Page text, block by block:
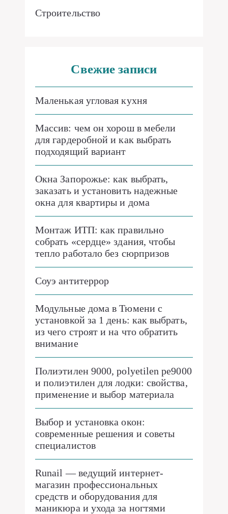
Строительство
Свежие записи
Маленькая угловая кухня
Массив: чем он хорош в мебели
для гардеробной и как выбрать
подходящий вариант
Окна Запорожье: как выбрать,
заказать и установить надежные
окна для квартиры и дома
Монтаж ИТП: как правильно
собрать «сердце» здания, чтобы
тепло работало без сюрпризов
Соуэ антитеррор
Модульные дома в Тюмени с
установкой за 1 день: как выбрать,
из чего строят и на что обратить
внимание
Полиэтилен 9000, polyetilen pe9000
и полиэтилен для лодки: свойства,
применение и выбор материала
Выбор и установка окон:
современные решения и советы
специалистов
Runail — ведущий интернет-
магазин профессиональных
средств и оборудования для
маникюра и ухода за ногтями